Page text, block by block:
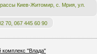
Киев-Житомир, с. Мрия, ул.
70, 067 445 60 90
комплекс "Влада"